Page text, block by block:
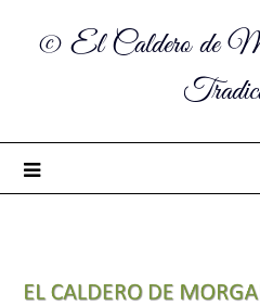
© El Caldero de